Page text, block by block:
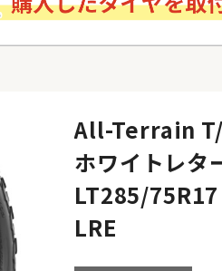
All-Terrain T/
ホワイトレタ
LT285/
LRE